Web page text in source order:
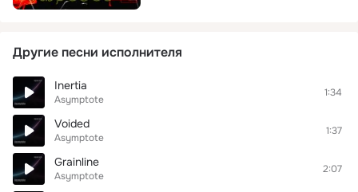
Другие песни исполнителя
Inertia
Asymptote
1:34
Voided
Asymptote
1:37
Grainline
Asymptote
2:07